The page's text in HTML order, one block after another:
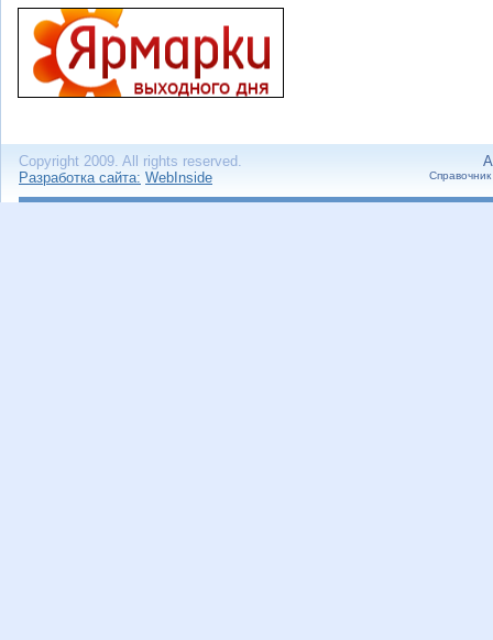
Copyright 2009. All rights reserved.
Разработка сайта: WebInside